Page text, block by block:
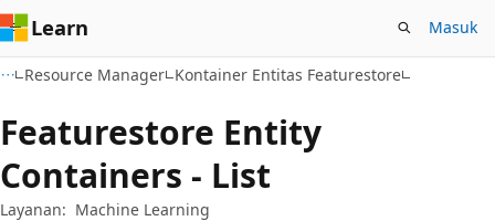
Learn Masuk
Resource Manager Kontainer Entitas Featurestore
Featurestore Entity
Containers - List
Layanan: Machine Learning